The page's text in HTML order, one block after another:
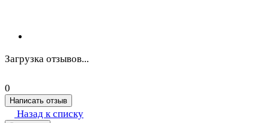
Загрузка отзывов...
0
Написать отзыв
Назад к списку